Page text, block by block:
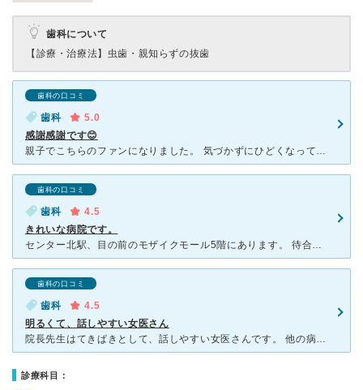
歯科について
【診療・治療法】 虫歯・親知らずの抜歯
歯科の口コミ
歯科
5.0
感謝感謝です😊
親子でこちらのファンになりました。 気づかずにひどくなってしまった娘の虫歯をとても手際よく丁寧に治療していただきました。毎回わかりやすいご説明もいただいて、とても安心でした。その後は検診でお世話にな
歯科の口コミ
歯科
4.5
きれいな病院です。
センター北駅、目の前のモザイクモール5階にあります。 待合室も診察室もとてもきれいで、清潔感があります。 待合室には少し狭いですが、キッズスペースもあり、おもちゃや絵本が置いてあります。 小さい
歯科の口コミ
歯科
4.5
明るくて、話しやすい女医さん
院長先生はてきぱきとして、話しやすい女医さんです。 他の病院での根管治療で、困ってしまい、診ていただいたのですが、 明るくて丁寧な説明に、とても信頼できる先生だなあと思いました。 歯が痛いと
診療科目：